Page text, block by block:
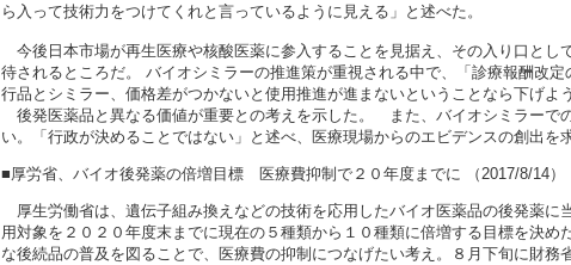
ら入って技術力をつけてくれと言っているように見える」と述べた。
今後日本市場が再生医療や核酸医薬に参入することを見据え、その入り口と
待されるところだ。 バイオシミラーの推進策が重視される中で、「診療報酬改
行品とシミラー、価格差がつかないと使用推進が進まないということなら下げよ
後発医薬品と異なる価値が重要との考えを示した。 また、バイオシミラーで
い。「行政が決めることではない」と述べ、医療現場からのエビデンスの創出を
■厚労省、バイオ後発薬の倍増目標 医療費抑制で２０年度までに （2017/8/14）
厚生労働省は、遺伝子組み換えなどの技術を応用したバイオ医薬品の後発薬
用対象を２０２０年度末までに現在の５種類から１０種類に倍増する目標を決
な後続品の普及を図ることで、医療費の抑制につなげたい考え。８月下旬に財